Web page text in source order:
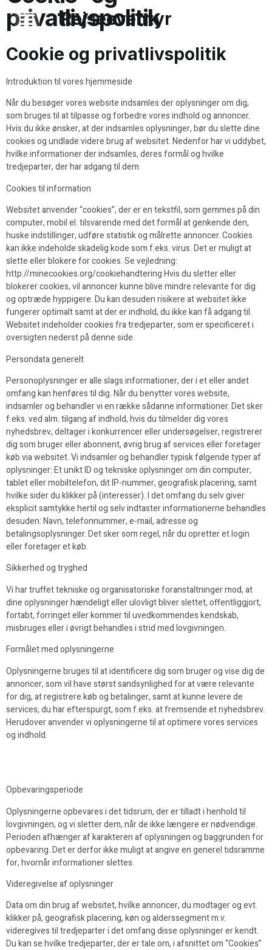
Rejseeventyr
privatlivspolitik
Cookie og privatlivspolitik
Introduktion til vores hjemmeside
Når du besøger vores website indsamles der oplysninger om dig,
som bruges til at tilpasse og forbedre vores indhold og annoncer.
Hvis du ikke ønsker, at der indsamles oplysninger, bør du slette dine
cookies og undlade videre brug af websitet. Nedenfor har vi uddybet,
hvilke informationer der indsamles, deres formål og hvilke
tredjeparter, der har adgang til dem.
Cookies til information
Websitet anvender “cookies”, der er en tekstfil, som gemmes på din
computer, mobil el. tilsvarende med det formål at genkende den,
huske indstillinger, udføre statistik og målrette annoncer. Cookies
kan ikke indeholde skadelig kode som f.eks. virus. Det er muligt at
slette eller blokere for cookies. Se vejledning:
http://minecookies.org/cookiehandtering Hvis du sletter eller
blokerer cookies, vil annoncer kunne blive mindre relevante for dig
og optræde hyppigere. Du kan desuden risikere at websitet ikke
fungerer optimalt samt at der er indhold, du ikke kan få adgang til.
Websitet indeholder cookies fra tredjeparter, som er specificeret i
oversigten nederst på denne side.
Persondata generelt
Personoplysninger er alle slags informationer, der i et eller andet
omfang kan henføres til dig. Når du benytter vores website,
indsamler og behandler vi en række sådanne informationer. Det sker
f.eks. ved alm. tilgang af indhold, hvis du tilmelder dig vores
nyhedsbrev, deltager i konkurrencer eller undersøgelser, registrerer
dig som bruger eller abonnent, øvrig brug af services eller foretager
køb via websitet. Vi indsamler og behandler typisk følgende typer af
oplysninger: Et unikt ID og tekniske oplysninger om din computer,
tablet eller mobiltelefon, dit IP-nummer, geografisk placering, samt
hvilke sider du klikker på (interesser). I det omfang du selv giver
eksplicit samtykke hertil og selv indtaster informationerne behandles
desuden: Navn, telefonnummer, e-mail, adresse og
betalingsoplysninger. Det sker som regel, når du opretter et login
eller foretager et køb.
Sikkerhed og tryghed
Vi har truffet tekniske og organisatoriske foranstaltninger mod, at
dine oplysninger hændeligt eller ulovligt bliver slettet, offentliggjort,
fortabt, forringet eller kommer til uvedkommendes kendskab,
misbruges eller i øvrigt behandles i strid med lovgivningen.
Formålet med oplysningerne
Oplysningerne bruges til at identificere dig som bruger og vise dig de
annoncer, som vil have størst sandsynlighed for at være relevante
for dig, at registrere køb og betalinger, samt at kunne levere de
services, du har efterspurgt, som f.eks. at fremsende et nyhedsbrev.
Herudover anvender vi oplysningerne til at optimere vores services
og indhold.
Opbevaringsperiode
Oplysningerne opbevares i det tidsrum, der er tilladt i henhold til
lovgivningen, og vi sletter dem, når de ikke længere er nødvendige.
Perioden afhænger af karakteren af oplysningen og baggrunden for
opbevaring. Det er derfor ikke muligt at angive en generel tidsramme
for, hvornår informationer slettes.
Videregivelse af oplysninger
Data om din brug af websitet, hvilke annoncer, du modtager og evt.
klikker på, geografisk placering, køn og alderssegment m.v.
videregives til tredjeparter i det omfang disse oplysninger er kendt.
Du kan se hvilke tredjeparter, der er tale om, i afsnittet om “Cookies”